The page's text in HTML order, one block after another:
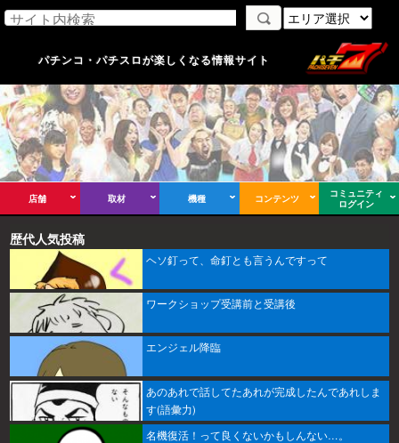
パチンコ・パチスロが楽しくなる情報サイト
店舗 取材 機種 コンテンツ
コミュニティ
ログイン
歴代人気投稿
ヘソ釘って、命釘とも言うんですって
ワークショップ受講前と受講後
エンジェル降臨
あのあれで話してたあれが完成したんであれしま
す(語彙力)
名機復活！って良くないかもしんない…。